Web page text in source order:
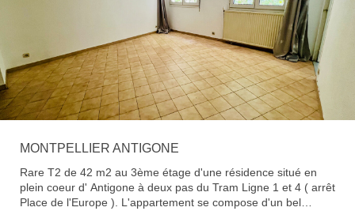
MONTPELLIER ANTIGONE
Rare T2 de 42 m2 au 3ème étage d'une résidence situé en
plein coeur d' Antigone à deux pas du Tram Ligne 1 et 4 ( arrêt
Place de l'Europe ). L'appartement se compose d'un bel